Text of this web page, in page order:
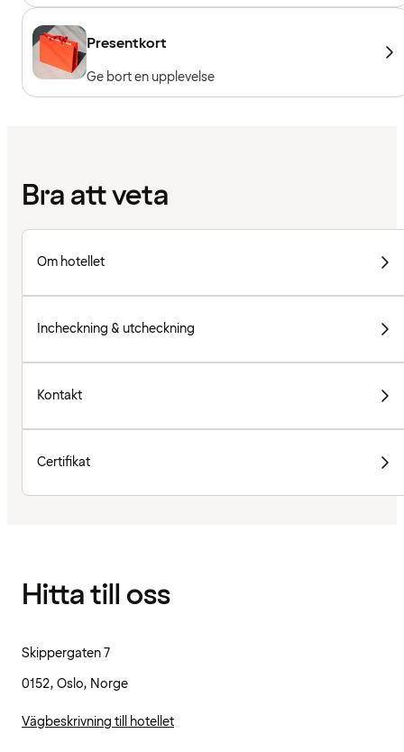
Presentkort
Ge bort en upplevelse
Bra att veta
Om hotellet
Incheckning & utcheckning
Kontakt
Certifikat
Hitta till oss
Skippergaten 7
0152, Oslo, Norge
Vägbeskrivning till hotellet